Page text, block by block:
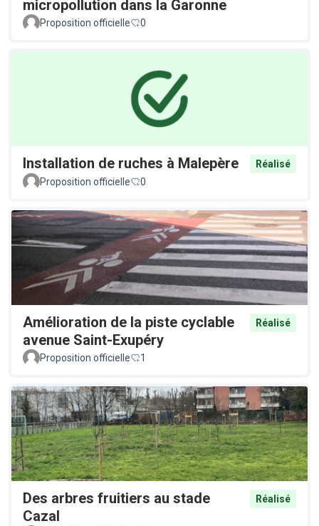
micropollution dans la Garonne
Proposition officielle 0
Installation de ruches à Malepère
Réalisé
Proposition officielle
0
Amélioration de la piste cyclable
avenue Saint-Exupéry
Réalisé
Proposition officielle 1
Des arbres fruitiers au stade
Cazal
Réalisé